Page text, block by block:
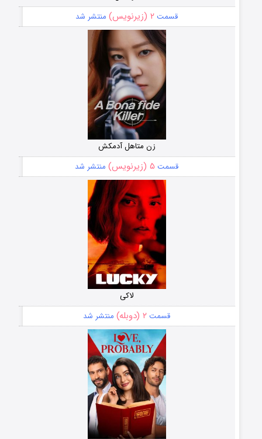
قسمت ۲ (زیرنویس) منتشر شد
زن متاهل آدمکش
قسمت ۵ (زیرنویس) منتشر شد
لاکی
قسمت ۲ (دوبله) منتشر شد